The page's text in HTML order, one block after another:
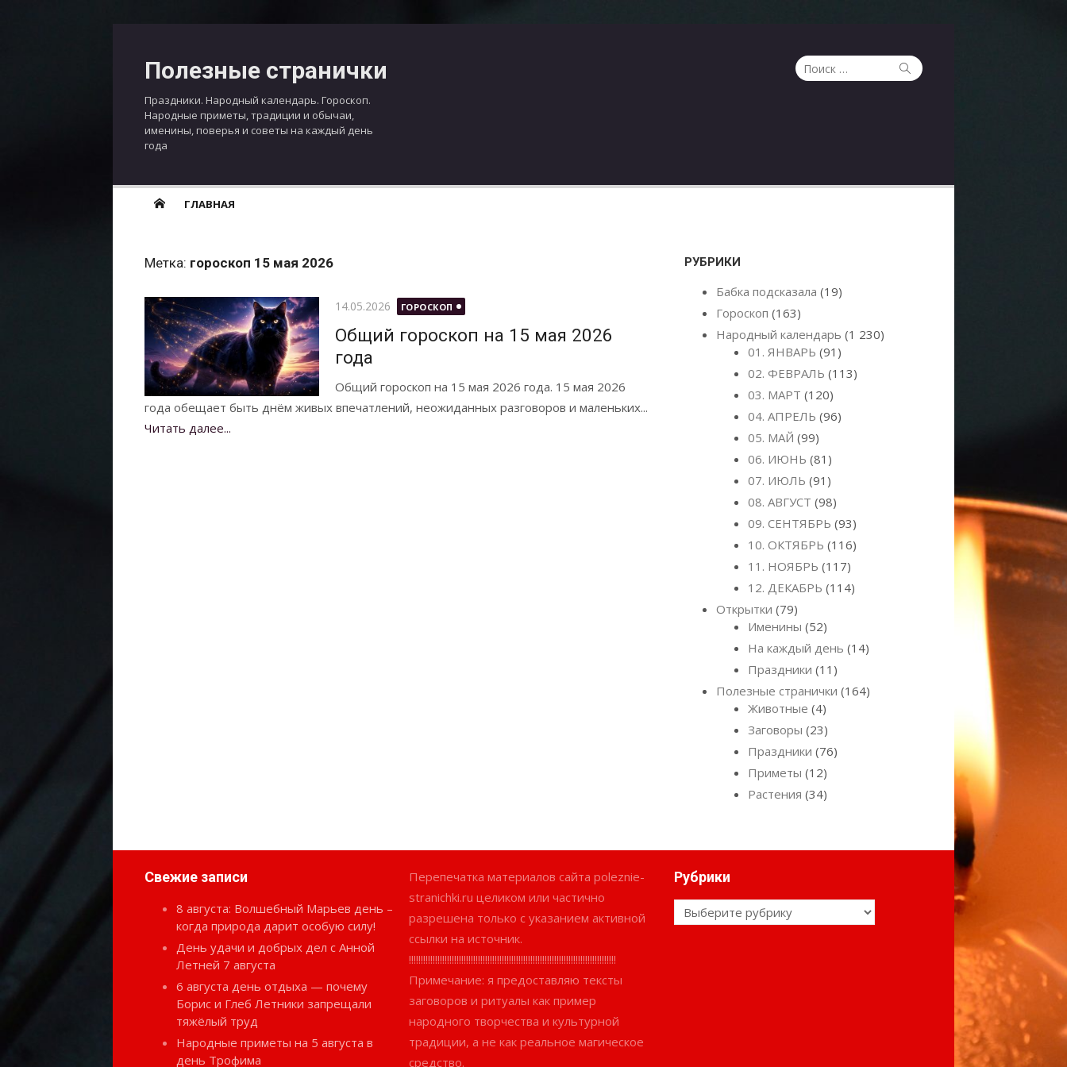
Полезные странички
Праздники. Народный календарь. Гороскоп.
Народные приметы, традиции и обычаи,
именины, поверья и советы на каждый день
года
Поиск
по:
Поиск
ГЛАВНАЯ
Метка: гороскоп 15 мая 2026
Опубликовано
14.05.2026 ГОРОСКОП
Общий гороскоп на 15 мая 2026
года
Общий гороскоп на 15 мая 2026 года. 15 мая 2026
года обещает быть днём живых впечатлений, неожиданных разговоров и маленьких...
Читать далее...
РУБРИКИ
Бабка подсказала (19)
Гороскоп (163)
Народный календарь (1 230)
01. ЯНВАРЬ (91)
02. ФЕВРАЛЬ (113)
03. МАРТ (120)
04. АПРЕЛЬ (96)
05. МАЙ (99)
06. ИЮНЬ (81)
07. ИЮЛЬ (91)
08. АВГУСТ (98)
09. СЕНТЯБРЬ (93)
10. ОКТЯБРЬ (116)
11. НОЯБРЬ (117)
12. ДЕКАБРЬ (114)
Открытки (79)
Именины (52)
На каждый день (14)
Праздники (11)
Полезные странички (164)
Животные (4)
Заговоры (23)
Праздники (76)
Приметы (12)
Растения (34)
Свежие записи
8 августа: Волшебный Марьев день –
когда природа дарит особую силу!
День удачи и добрых дел с Анной
Летней 7 августа
6 августа день отдыха — почему
Борис и Глеб Летники запрещали
тяжёлый труд
Народные приметы на 5 августа в
день Трофима
Перепечатка материалов сайта poleznie-
stranichki.ru целиком или частично
разрешена только с указанием активной
ссылки на источник.
!!!!!!!!!!!!!!!!!!!!!!!!!!!!!!!!!!!!!!!!!!!!!!!!!!!!!!!!!!!!!!!!!!!!!!!!!!!!!!!!!!!!!!!
Примечание: я предоставляю тексты
заговоров и ритуалы как пример
народного творчества и культурной
традиции, а не как реальное магическое
средство.
Рубрики
Рубрики